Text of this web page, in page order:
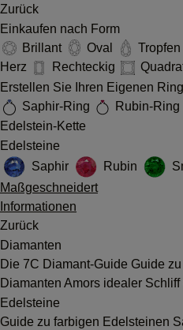
Zurück
Einkaufen nach Form
Brillant
Oval Tropfen
Herz
Rechteckig
Erstellen Sie Ihren Eigenen Ring
Saphir-Ring
Rubin-Ring
Edelstein-Kette
Edelsteine
Saphir
Rubin
Maßgeschneidert
Informationen
Zurück
Diamanten
Die 7C Diamant-Guide Guide
Diamanten Amors idealer Schliff
Edelsteine
Guide zu farbigen Edelsteinen